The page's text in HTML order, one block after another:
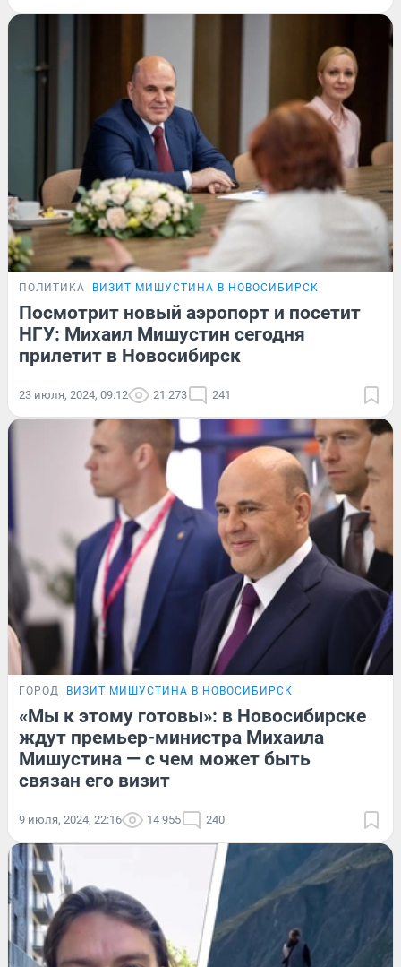
ПОЛИТИКА ВИЗИТ МИШУСТИНА В НОВОСИБИРСК
Посмотрит новый аэропорт и посетит
НГУ: Михаил Мишустин сегодня
прилетит в Новосибирск
23 июля, 2024, 09:12 21 273 241
ГОРОД ВИЗИТ МИШУСТИНА В НОВОСИБИРСК
«Мы к этому готовы»: в Новосибирске
ждут премьер-министра Михаила
Мишустина — с чем может быть
связан его визит
9 июля, 2024, 22:16 14 955 240